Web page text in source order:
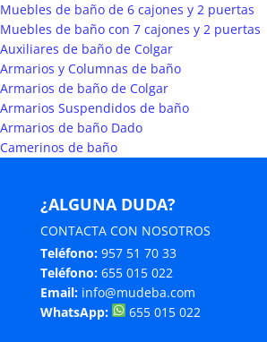
Muebles de baño de 6 cajones y 2 puertas
Muebles de baño con 7 cajones y 2 puertas
Auxiliares de baño de Colgar
Armarios y Columnas de baño
Armarios de baño de Colgar
Armarios Suspendidos de baño
Armarios de baño Dado
Camerinos de baño
¿ALGUNA DUDA?
CONTACTA CON NOSOTROS
Teléfono: 957 51 70 33
Teléfono: 655 015 022
Email: info@mudeba.com
WhatsApp:
655 015 022